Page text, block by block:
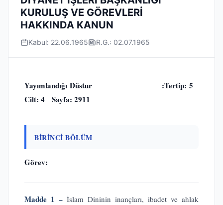
KURULUŞ VE GÖREVLERİ
HAKKINDA KANUN
Kabul: 22.06.1965 R.G.: 02.07.1965
Yayımlandığı Düstur :Tertip: 5
Cilt: 4 Sayfa: 2911
BİRİNCİ BÖLÜM
Görev:
Madde 1 – İslam Dininin inançları, ibadet ve ahlak